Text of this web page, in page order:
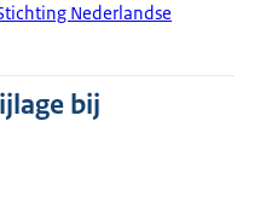
Nederlandse
bij